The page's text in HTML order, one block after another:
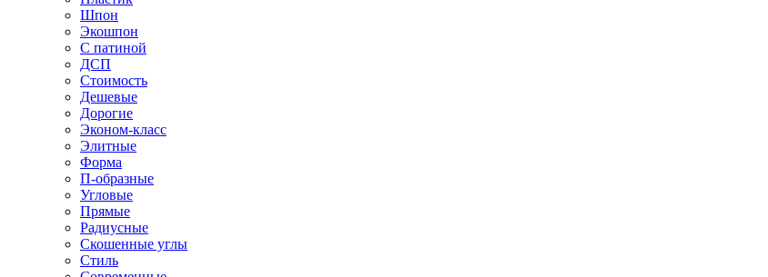
Шпон
Экошпон
С патиной
ДСП
Стоимость
Дешевые
Дорогие
Эконом-класс
Элитные
Форма
П-образные
Угловые
Прямые
Радиусные
Скошенные углы
Стиль